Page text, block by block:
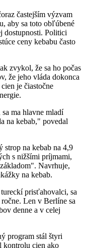
častejším výzvam
aby sa toto obľúbené
dostupnosti. Politici
ceny kebabu často
zvykol, že sa ho počas
že jeho vláda dokonca
je čiastočne
ma hlavne mladí
na kebab," povedal
strop na kebab na 4,9
s nižšími príjmami,
Navrhuje,
na kebab.
prisťahovalci, sa
Len v Berlíne sa
denne a v celej
program stál štyri
kontrolu cien ako